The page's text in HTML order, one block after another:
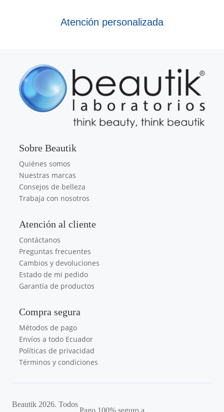
Atención personalizada
Sobre Beautik
Quiénes somos
Nuestras marcas
Consejos de belleza
Trabaja con nosotros
Atención al cliente
Contáctanos
Preguntas frecuentes
Cambios y devoluciones
Estado de mi pedido
Garantía de productos
Compra segura
Métodos de pago
Envíos a todo Ecuador
Políticas de privacidad
Términos y condiciones
Beautik 2026. Todos
Pago 100% seguro a